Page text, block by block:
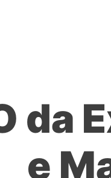
da
e